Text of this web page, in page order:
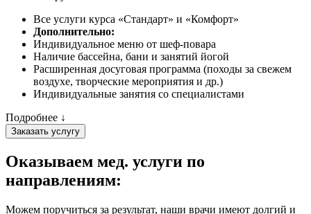
Все услуги курса «Стандарт» и «Комфорт»
Дополнительно:
Индивидуальное меню от шеф-повара
Наличие бассейна, бани и занятий йогой
Расширенная досуговая программа (походы за свежем
воздухе, творческие мероприятия и др.)
Индивидуальные занятия со специалистами
Подробнее ↓
Заказать услугу
Оказываем мед. услуги по
направлениям:
Можем поручиться за результат, наши врачи имеют долгий и